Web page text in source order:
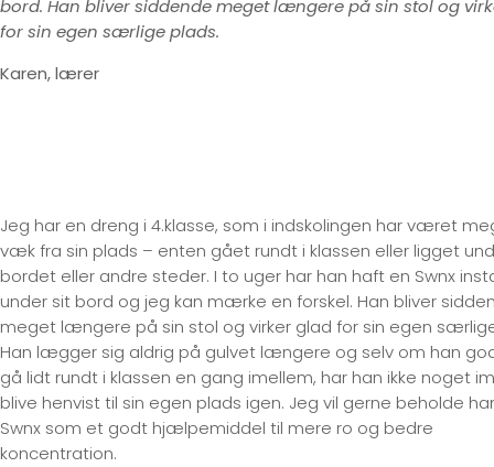
bord. Han bliver siddende meget længere på sin stol og
for sin egen særlige plads.
Karen, lærer
Jeg har en dreng i 4.klasse, som i indskolingen har været
væk fra sin plads – enten gået rundt i klassen eller ligget
bordet eller andre steder. I to uger har han haft en Swnx
under sit bord og jeg kan mærke en forskel. Han bliver
meget længere på sin stol og virker glad for sin egen
Han lægger sig aldrig på gulvet længere og selv om han
gå lidt rundt i klassen en gang imellem, har han ikke noget
blive henvist til sin egen plads igen. Jeg vil gerne beholde
Swnx som et godt hjælpemiddel til mere ro og bedre
koncentration.